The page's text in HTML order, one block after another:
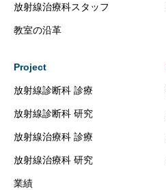
放射線治療科スタッフ
教室の沿革
Project
放射線診断科 診療
放射線診断科 研究
放射線治療科 診療
放射線治療科 研究
業績